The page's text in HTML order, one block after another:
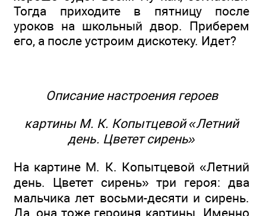
Тогда приходите в пятницу после
уроков на школьный двор. Приберем
его, а после устроим дискотеку. Идет?
Описание настроения героев
картины М. К. Копытцевой «Летний
день. Цветет сирень»
На картине М. К. Копытцевой «Летний
день. Цветет сирень» три героя: два
мальчика лет восьми-десяти и сирень.
Да, она тоже героиня картины. Именно